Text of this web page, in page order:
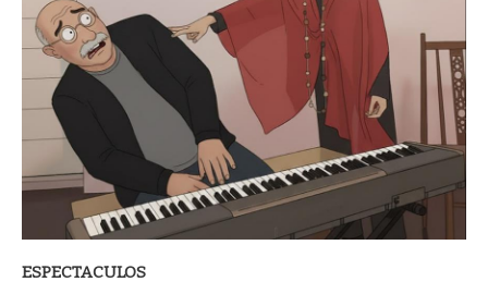
ESPECTACULOS